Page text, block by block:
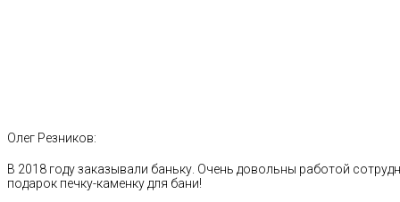
Олег Резников:
В 2018 году заказывали баньку. Очень довольны работой
подарок печку-каменку для бани!